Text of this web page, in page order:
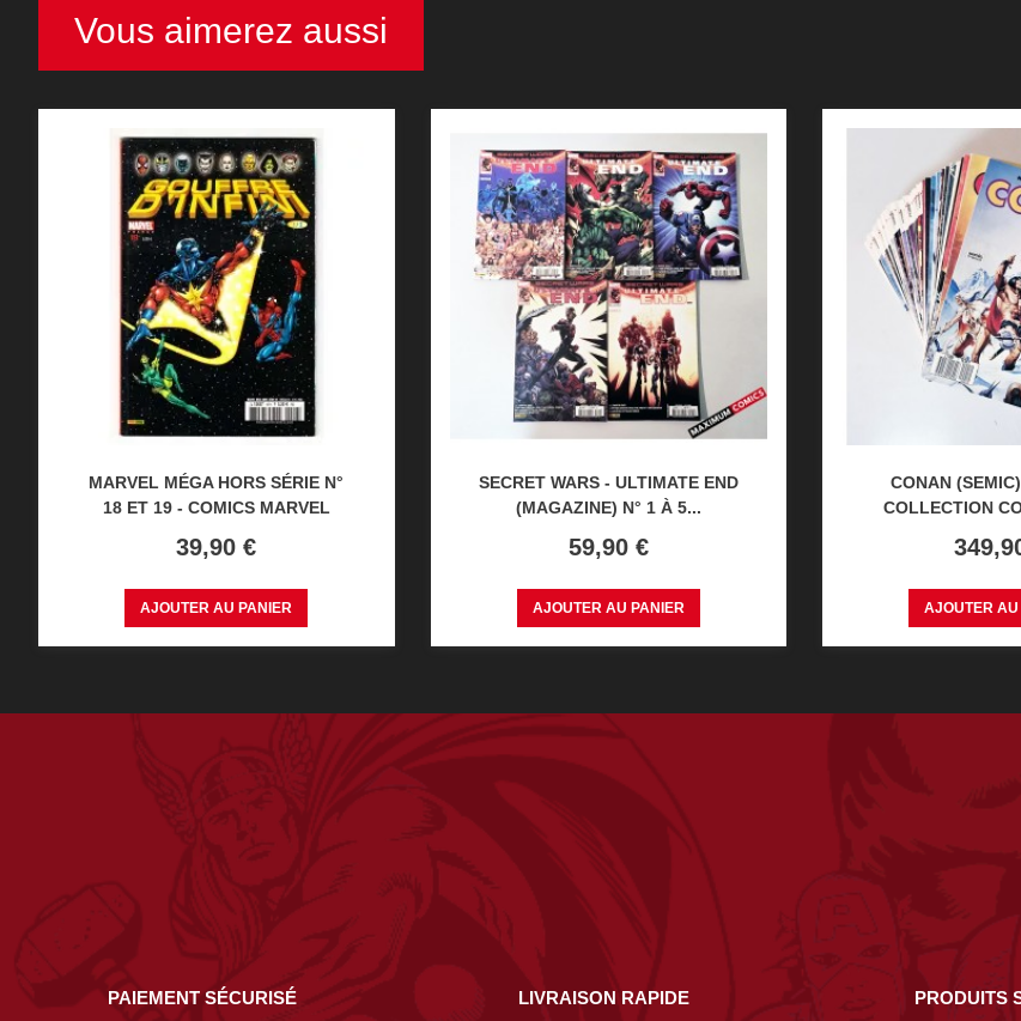
Vous aimerez aussi
MARVEL MÉGA HORS SÉRIE N°
18 ET 19 - COMICS MARVEL
Prix
39,90 €
AJOUTER AU PANIER
SECRET WARS - ULTIMATE END
(MAGAZINE) N° 1 À 5...
Prix
59,90 €
AJOUTER AU PANIER
CONAN
COLLECTION
Prix
AJOUTER AU
PAIEMENT SÉCURISÉ LIVRAISON RAPIDE PRODUITS